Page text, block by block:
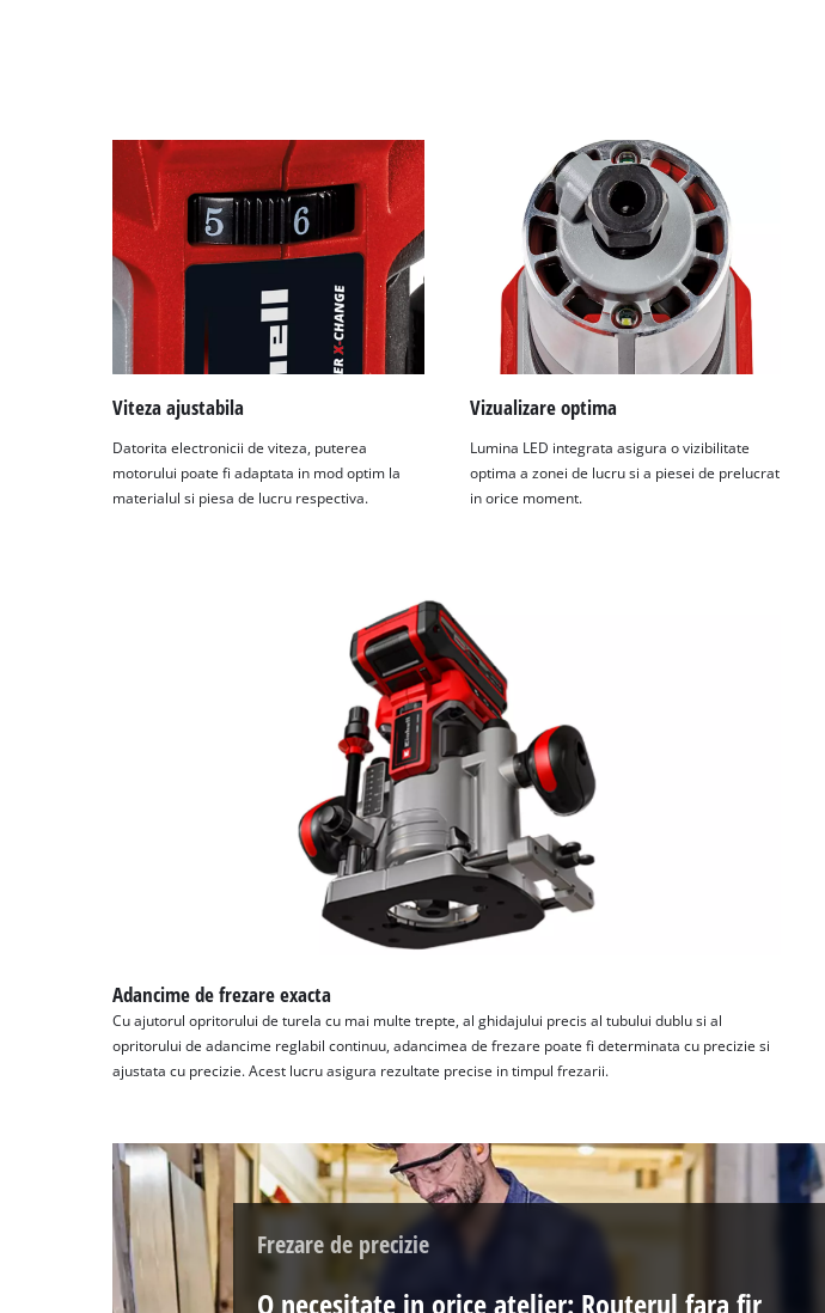
Viteza ajustabila
Datorita electronicii de viteza, puterea
motorului poate fi adaptata in mod optim la
materialul si piesa de lucru respectiva.
Vizualizare optima
Lumina LED integrata asigura o vizibilitate
optima a zonei de lucru si a piesei de prelucrat
in orice moment.
Adancime de frezare exacta
Cu ajutorul opritorului de turela cu mai multe trepte, al ghidajului precis al tubului dublu si al
opritorului de adancime reglabil continuu, adancimea de frezare poate fi determinata cu precizie si
ajustata cu precizie. Acest lucru asigura rezultate precise in timpul frezarii.
Frezare de precizie
O necesitate in orice atelier: Routerul fara fir